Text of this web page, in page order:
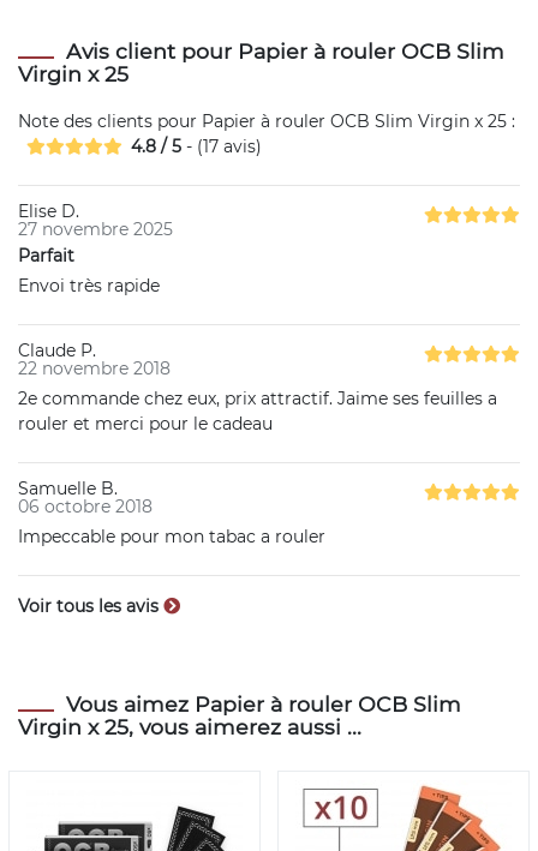
Avis client pour Papier à rouler OCB Slim
Virgin x 25
Note des clients pour Papier à rouler OCB Slim Virgin x 25 :
4.8 /5 - (17 avis)
Elise D.
27 novembre 2025
Parfait
Envoi très rapide
Claude P.
22 novembre 2018
2e commande chez eux, prix attractif. Jaime ses feuilles a
rouler et merci pour le cadeau
Samuelle B.
06 octobre 2018
Impeccable pour mon tabac a rouler
Voir tous les avis
Vous aimez Papier à rouler OCB Slim
Virgin x 25, vous aimerez aussi ...